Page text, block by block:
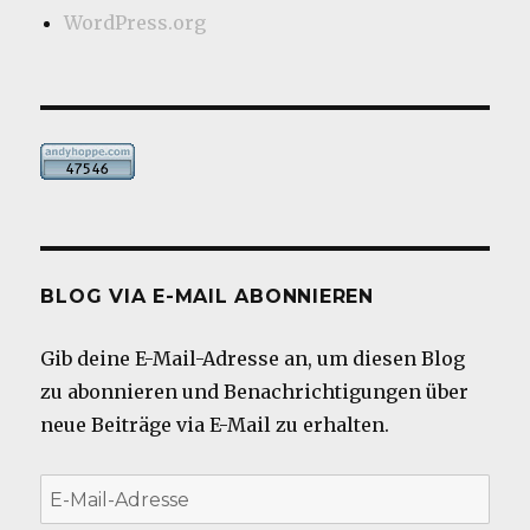
WordPress.org
BLOG VIA E-MAIL ABONNIEREN
Gib deine E-Mail-Adresse an, um diesen Blog
zu abonnieren und Benachrichtigungen über
neue Beiträge via E-Mail zu erhalten.
E-
Mail-